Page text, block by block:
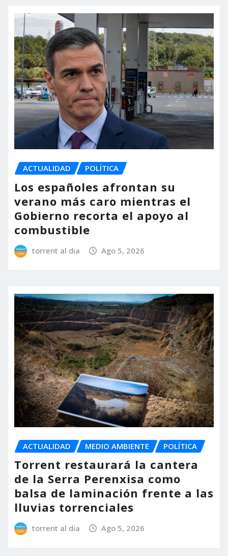
ACTUALIDAD POLÍTICA
Los españoles afrontan su
verano más caro mientras el
Gobierno recorta el apoyo al
combustible
torrent al dia Ago 5, 2026
ACTUALIDAD MEDIO AMBIENTE POLÍTICA
Torrent restaurará la cantera
de la Serra Perenxisa como
balsa de laminación frente a las
lluvias torrenciales
torrent al dia Ago 5, 2026